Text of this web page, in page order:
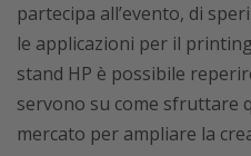
partecipa all’evento, di
le applicazioni per il
stand HP è possibile
servono su come sfruttare
mercato per ampliare la